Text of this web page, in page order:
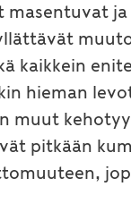
masentuvat
kaikkein
hieman
muut
pitkään